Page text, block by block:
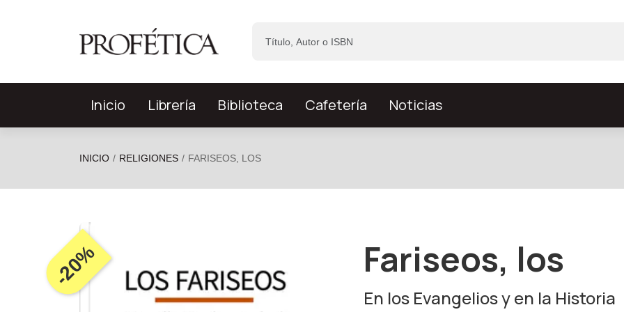
Inicio Librería Biblioteca Cafetería Noticias
INICIO RELIGIONES FARISEOS, LOS
-20% Fariseos, los
En los Evangelios y en la Historia